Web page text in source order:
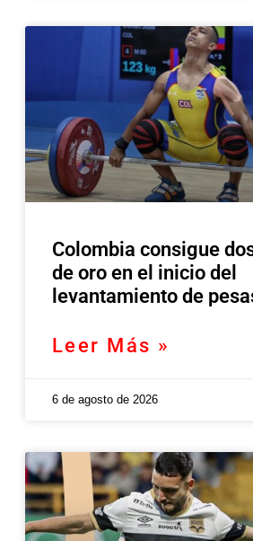
Colombia consigue
de oro en el inicio del
levantamiento de
Leer Más »
6 de agosto de 2026